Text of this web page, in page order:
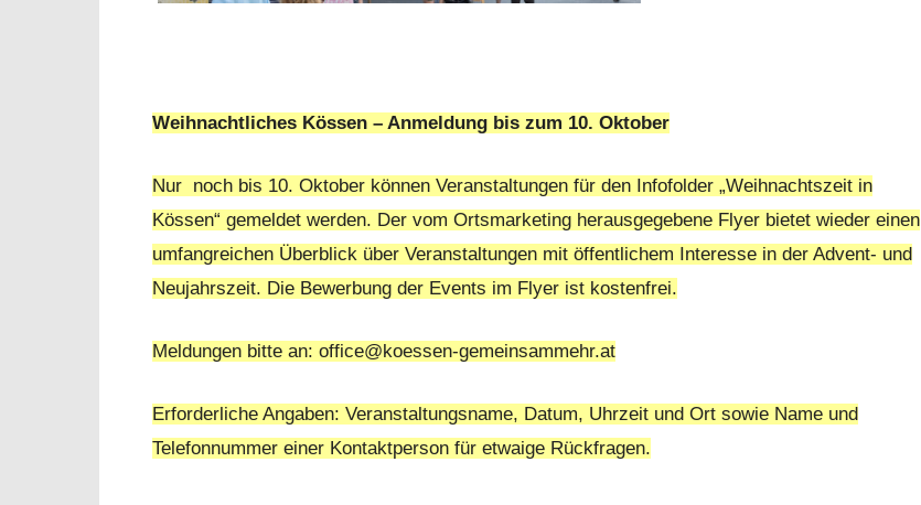
Weihnachtliches Kössen – Anmeldung bis zum 10. Oktober
Nur noch bis 10. Oktober können Veranstaltungen für den Infofolder „Weihnachtszeit in
Kössen“ gemeldet werden. Der vom Ortsmarketing herausgegebene Flyer bietet wieder einen
umfangreichen Überblick über Veranstaltungen mit öffentlichem Interesse in der Advent- und
Neujahrszeit. Die Bewerbung der Events im Flyer ist kostenfrei.
Meldungen bitte an: office@koessen-gemeinsammehr.at
Erforderliche Angaben: Veranstaltungsname, Datum, Uhrzeit und Ort sowie Name und
Telefonnummer einer Kontaktperson für etwaige Rückfragen.